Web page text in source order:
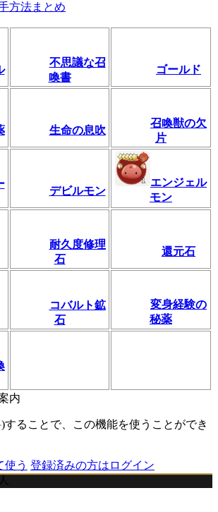
方法まとめ
不思議な召
喚書
ゴールド
生命の息吹
召喚獣の欠
片
デビルモン
エンジェル
モン
耐久度修理
石
還元石
コバルト鉱
石
変身経験の
秘薬
内
することで、この機能を使うことができ
使う 登録済みの方はログイン